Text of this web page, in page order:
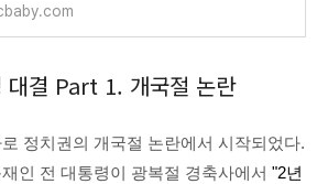
대결 Part 1. 개국절 논란
정치권의 개국절 논란에서 시작되었다.
인 전 대통령이 광복절 경축사에서 "2년